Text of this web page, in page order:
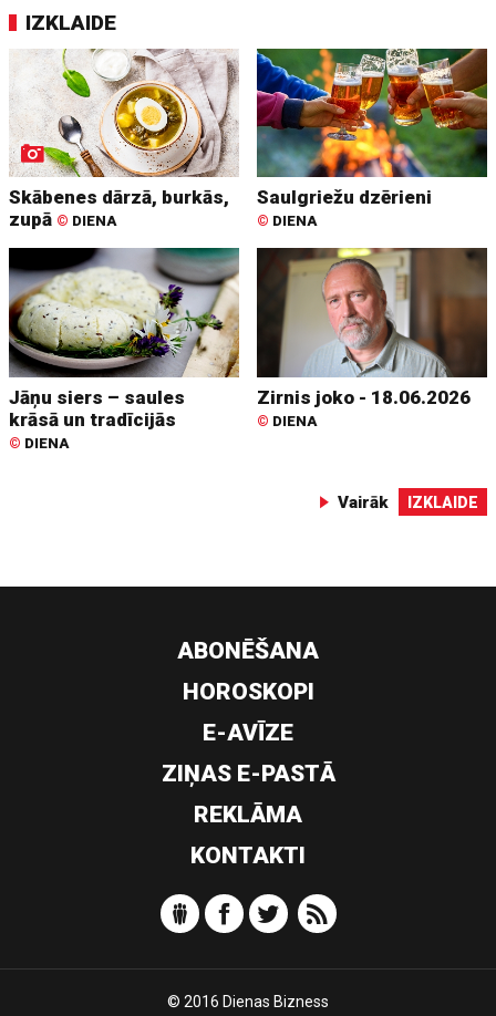
IZKLAIDE
Skābenes dārzā, burkās,
zupā © DIENA
Saulgriežu dzērieni
© DIENA
Jāņu siers – saules
krāsā un tradīcijās
© DIENA
Zirnis joko - 18.06.2026
© DIENA
Vairāk IZKLAIDE
ABONĒŠANA
HOROSKOPI
E-AVĪZE
ZIŅAS E-PASTĀ
REKLĀMA
KONTAKTI
© 2016 Dienas Bizness